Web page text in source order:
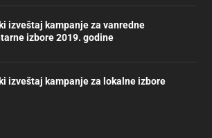
izveštaj kampanje za vanredne
izbore 2019. godine
izveštaj kampanje za lokalne izbore